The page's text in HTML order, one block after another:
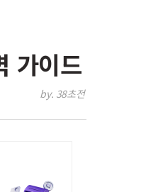
가이드
by. 38초전